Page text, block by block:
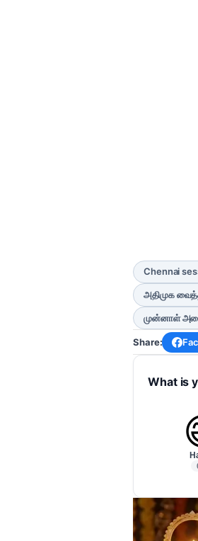
Chennai
அதிமுக
முன்னாள்
Share:
What is